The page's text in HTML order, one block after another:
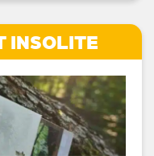
INSOLITE